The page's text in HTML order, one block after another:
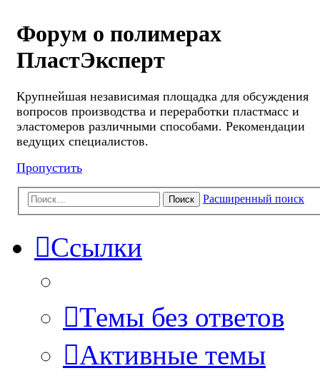
Форум о полимерах
ПластЭксперт
Крупнейшая независимая площадка для обсуждения
вопросов производства и переработки пластмасс и
эластомеров различными способами. Рекомендации
ведущих специалистов.
Пропустить
Поиск Расширенный поиск
Ссылки
Темы без ответов
Активные темы